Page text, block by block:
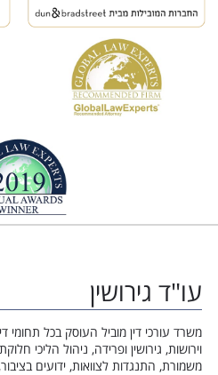
עו"ד גירושין
משרד עורכי דין מוביל העוסק בכל תחומי
וירושות, גירושין ופרידה, ניהול הליכי
משמורת, התנגדות לצוואות, ידועים